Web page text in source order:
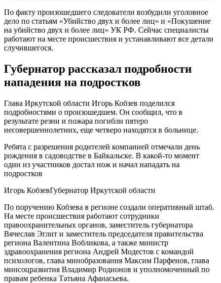
По факту произошедшего следователи возбудили уголовное
дело по статьям «Убийство двух и более лиц» и «Покушение
на убийство двух и более лиц» УК РФ. Сейчас специалисты
работают на месте происшествия и устанавливают все детали
случившегося.
Губернатор рассказал подробности
нападения на подростков
Глава Иркутской области Игорь Кобзев поделился
подробностями о произошедшем. Он сообщил, что в
результате резни и пожара погибли пятеро
несовершеннолетних, еще четверо находятся в больнице.
Ребята с разрешения родителей компанией отмечали день
рождения в садоводстве в Байкальске. В какой-то момент
один из участников достал нож и начал нападать на
подростков
Игорь КобзевГубернатор Иркутской области
По поручению Кобзева в регионе создали оперативный штаб.
На месте происшествия работают сотрудники
правоохранительных органов, заместитель губернатора
Вячеслав Эглит и заместитель председателя правительства
региона Валентина Вобликова, а также министр
здравоохранения региона Андрей Модестов с командой
психологов, глава минобразования Максим Парфенов, глава
минсоцразвития Владимир Родионов и уполномоченный по
правам ребенка Татьяна Афанасьева.